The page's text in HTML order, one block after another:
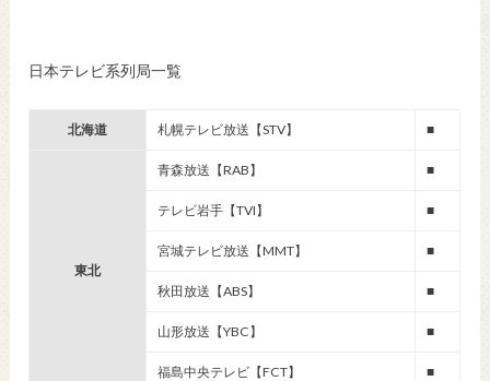
日本テレビ系列局一覧
北海道 札幌テレビ放送【STV】 ■
東北
青森放送【RAB】 ■
テレビ岩手【TVI】 ■
宮城テレビ放送【MMT】 ■
秋田放送【ABS】 ■
山形放送【YBC】 ■
福島中央テレビ【FCT】 ■